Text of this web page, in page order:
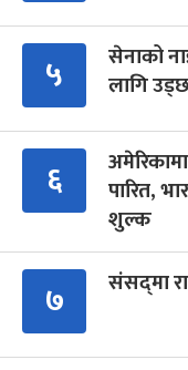
५
सेनाको
लागि
६
पारित,
शुल्क
७ संसद्‍मा